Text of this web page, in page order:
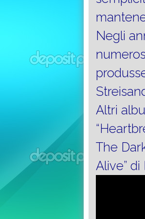
Negli
Altri
The
Alive” di